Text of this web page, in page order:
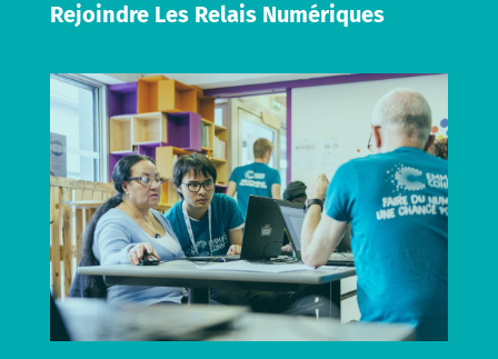
Rejoindre Les Relais Numériques